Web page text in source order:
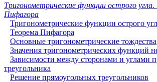
Тригонометрические функции острого угла.
Пифагора
Тригонометрические функции острого
Теорема Пифагора
Основные тригонометрические тождества
Значения тригонометрических функций
Зависимости между сторонами и углами
треугольника
Решение прямоугольных треугольников